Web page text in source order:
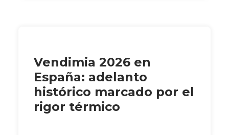
Vendimia 2026 en
España: adelanto
histórico marcado por el
rigor térmico